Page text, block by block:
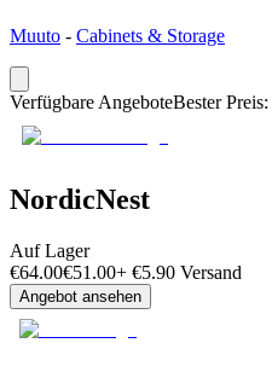
Muuto - Cabinets & Storage
Verfügbare AngeboteBester Preis:
NordicNest
Auf Lager
€64.00€51.00+ €5.90 Versand
Angebot ansehen